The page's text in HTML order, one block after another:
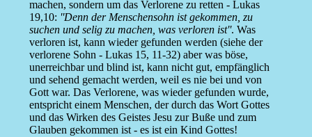
machen, sondern um das Verlorene zu retten - Lukas
19,10: ''Denn der Menschensohn ist gekommen, zu
suchen und selig zu machen, was verloren ist''. Was
verloren ist, kann wieder gefunden werden (siehe der
verlorene Sohn - Lukas 15, 11-32) aber was böse,
unerreichbar und blind ist, kann nicht gut, empfänglich
und sehend gemacht werden, weil es nie bei und von
Gott war. Das Verlorene, was wieder gefunden wurde,
entspricht einem Menschen, der durch das Wort Gottes
und das Wirken des Geistes Jesu zur Buße und zum
Glauben gekommen ist - es ist ein Kind Gottes!